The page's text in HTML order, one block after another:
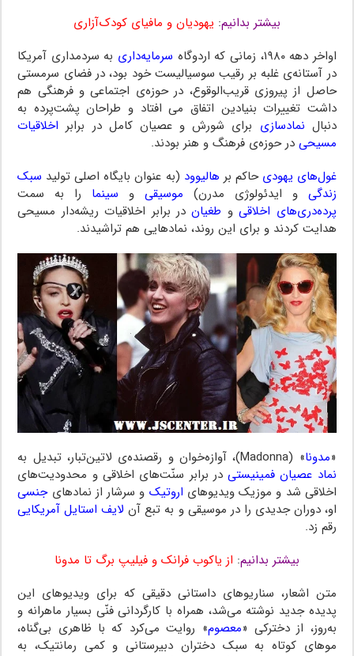
بیشتر بدانیم: یهودیان و مافیای کودک‌آزاری
اواخر دهه ۱۹۸۰، زمانی که اردوگاه
سرمایه‌داری به سردمداری آمریکا
در آستانه‌ی غلبه بر رقیب سوسیالیست خود بود، در فضای سرمستی
حاصل از پیروزی قریب‌الوقوع، در حوزه‌ی اجتماعی و فرهنگی هم
داشت تغییرات بنیادین اتفاق می افتاد و طراحان پشت‌پرده به
دنبال نمادسازی برای شورش و عصیان کامل در برابر اخلاقیات
مسیحی در حوزه‌ی فرهنگ و هنر بودند.
غول‌های یهودی حاکم بر هالیوود (به عنوان بایگاه اصلی تولید سبک
زندگی و ایدئولوژی مدرن) موسیقی و سینما را به سمت
پرده‌دری‌های اخلاقیو طغیاندر برابر اخلاقیات ریشه‌دار مسیحی
هدایت کردند و برای این روند، نمادهایی هم تراشیدند.
«مدونا» (Madonna)، آوازه‌خوان و رقصنده‌ی لاتین‌تبار، تبدیل به
نماد عصیان فمینیستیدر برابر سنّت‌های اخلاقی و محدودیت‌های
اخلاقی شد و موزیک ویدیوهای اروتیک و سرشار از نمادهایجنسی
او، دوران جدیدی را در موسیقی و به تبع آن لایف استایل آمریکایی
رقم زد.
بیشتر بدانیم: از یاکوب فرانک و فیلیپ برگ تا مدونا
متن اشعار، سناریوهای داستانی دقیقی که برای ویدیوهای این
پدیده جدید نوشته می‌شد، همراه با کارگردانی فنّی بسیار ماهرانه و
به‌روز، از دخترکی «معصوم» روایت می‌کرد که با ظاهری بی‌گناه،
موهای کوتاه به سبک دختران دبیرستانی و کمی رمانتیک، به